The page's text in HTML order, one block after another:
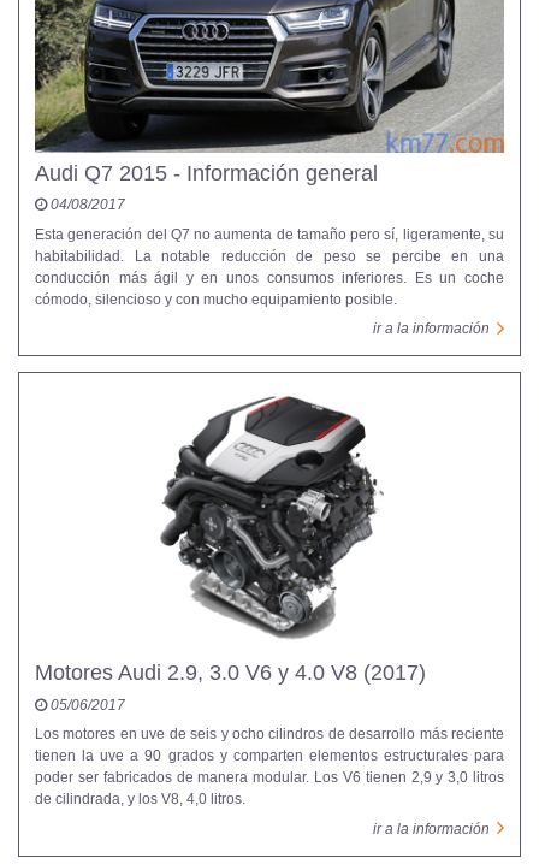
Audi Q7 2015 - Información general
04/08/2017
Esta generación del Q7 no aumenta de tamaño pero sí, ligeramente, su
habitabilidad. La notable reducción de peso se percibe en una
conducción más ágil y en unos consumos inferiores. Es un coche
cómodo, silencioso y con mucho equipamiento posible.
ir a la información
Motores Audi 2.9, 3.0 V6 y 4.0 V8 (2017)
05/06/2017
Los motores en uve de seis y ocho cilindros de desarrollo más reciente
tienen la uve a 90 grados y comparten elementos estructurales para
poder ser fabricados de manera modular. Los V6 tienen 2,9 y 3,0 litros
de cilindrada, y los V8, 4,0 litros.
ir a la información